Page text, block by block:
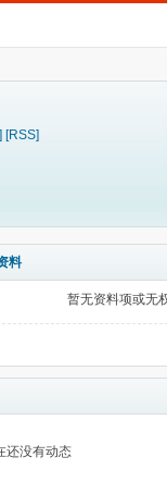
[RSS]
料
暂无资料项或无
还没有动态